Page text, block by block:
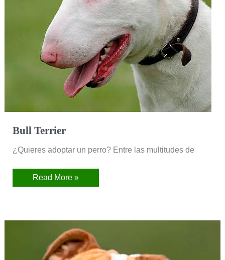
Bull Terrier
¿Quieres adoptar un perro? Entre las multitudes de
Read More »